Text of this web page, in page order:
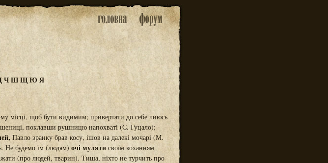
ЧШЩЮ Я
місці, щоб бути видимим; привертати до себе чиюсь
поклавши рушницю напохваті (Є. Гуцало);
Павло зранку брав косу, ішов на далекі мочарі (М.
Не будемо їм (людям) очі муляти своїм коханням
(про людей, тварин). Тиша, ніхто не турчить про